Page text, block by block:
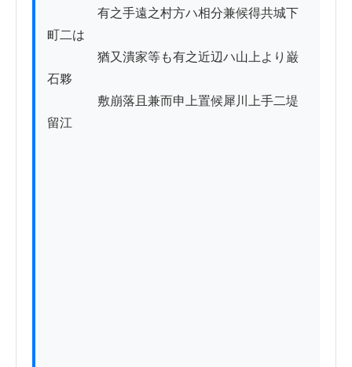
有之手遠之村方ハ相分兼候得共城下
町二は
猶又潰家等も有之近辺ハ山上より巌
石夥
敷崩落且兼而申上置候犀川上手二堤
留江